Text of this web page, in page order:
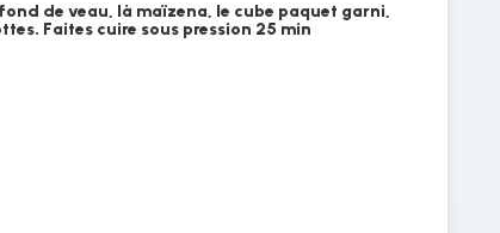
de veau, là maïzena, le cube paquet garni,
Faites cuire sous pression 25 min